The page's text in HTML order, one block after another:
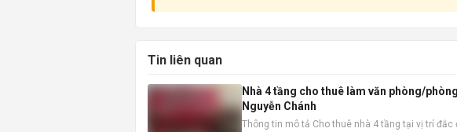
Tin liên quan
Nhà 4 tầng cho thuê làm văn phòng/
Nguyễn Chánh
Thông tin mô tả Cho thuê nhà 4 tầng tại vị trí đắc